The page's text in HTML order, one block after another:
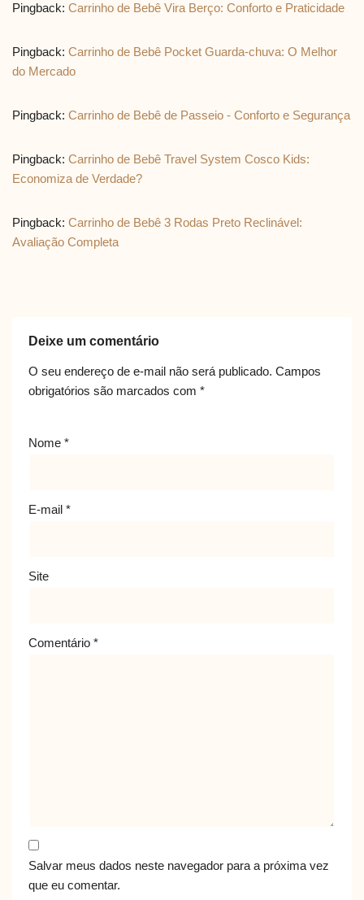
Pingback: Carrinho de Bebê Vira Berço: Conforto e Praticidade
Pingback: Carrinho de Bebê Pocket Guarda-chuva: O Melhor
do Mercado
Pingback: Carrinho de Bebê de Passeio - Conforto e Segurança
Pingback: Carrinho de Bebê Travel System Cosco Kids:
Economiza de Verdade?
Pingback: Carrinho de Bebê 3 Rodas Preto Reclinável:
Avaliação Completa
Deixe um comentário
O seu endereço de e-mail não será publicado. Campos
obrigatórios são marcados com *
Nome *
E-mail *
Site
Comentário *
Salvar meus dados neste navegador para a próxima vez
que eu comentar.